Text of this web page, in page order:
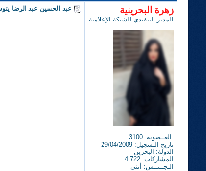
زهرة البحرينية
المدير التنفيذي للشبكة الإعلامية
العــضوية: 3100
تاريخ التسجيل: 29/04/2009
الدولة: البحرين
المشاركات: 4,722
الـجــنــس: أنثى
عبد الحسين عبد الرضا